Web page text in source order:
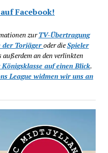
Facebook!
zurTV-Übertragung
der Torjägeroder dieSpieler
außerdem an den verlinkten
auf einen Blick.
League widmen wir uns an